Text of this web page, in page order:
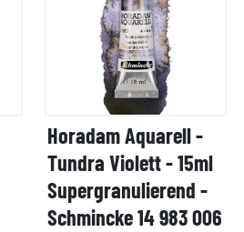
Horadam Aquarell -
Tundra Violett - 15ml
Supergranulierend -
Schmincke 14 983 006